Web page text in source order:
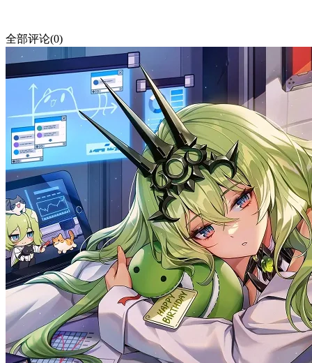
全部评论(0)